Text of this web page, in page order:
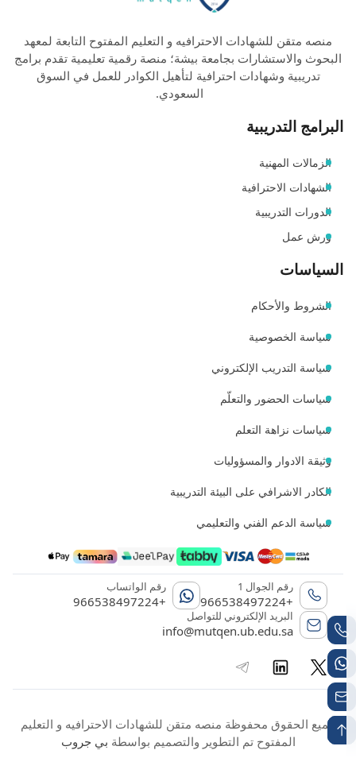
منصه متقن للشهادات الاحترافيه و التعليم المفتوح التابعة لمعهد
البحوث والاستشارات بجامعة بيشة؛ منصة رقمية تعليمية تقدم برامج
تدريبية وشهادات احترافية لتأهيل الكوادر للعمل في السوق
السعودي.
البرامج التدريبية
الزمالات المهنية
الشهادات الاحترافية
الدورات التدريبية
ورش عمل
السياسات
الشروط والأحكام
سياسة الخصوصية
سياسة التدريب الإلكتروني
سياسات الحضور والتعلّم
سياسات نزاهة التعلم
وثيقة الادوار والمسؤوليات
الكادر الاشرافي على البيئة التدريبية
سياسة الدعم الفني والتعليمي
رقم الجوال 1
+966538497224
رقم الواتساب
+966538497224
البريد الإلكتروني للتواصل
info@mutqen.ub.edu.sa
جميع الحقوق محفوظة منصه متقن للشهادات الاحترافيه و التعليم
المفتوح تم التطوير والتصميم بواسطة بي جروب